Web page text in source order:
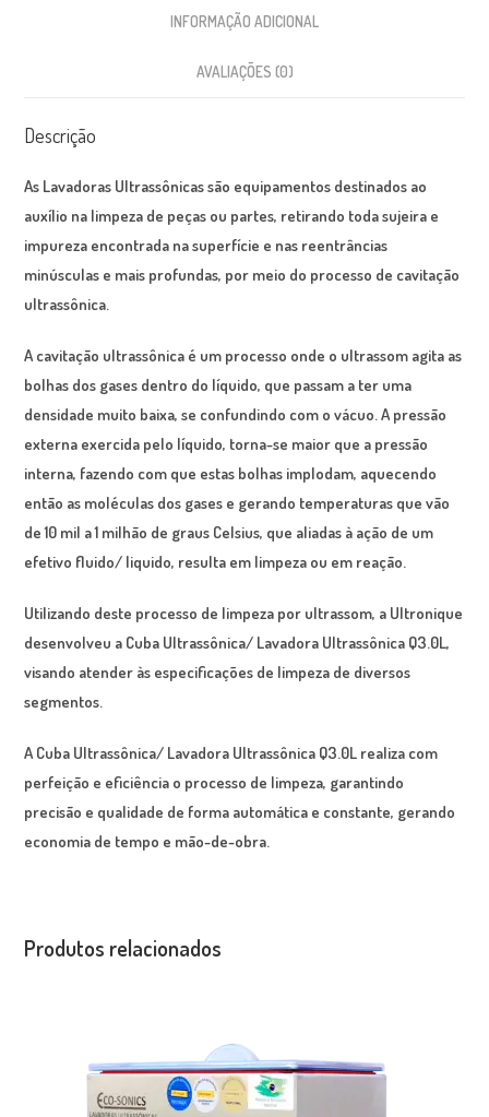
INFORMAÇÃO ADICIONAL
AVALIAÇÕES (0)
Descrição
As Lavadoras Ultrassônicas são equipamentos destinados ao
auxílio na limpeza de peças ou partes, retirando toda sujeira e
impureza encontrada na superfície e nas reentrâncias
minúsculas e mais profundas, por meio do processo de cavitação
ultrassônica.
A cavitação ultrassônica é um processo onde o ultrassom agita as
bolhas dos gases dentro do líquido, que passam a ter uma
densidade muito baixa, se confundindo com o vácuo. A pressão
externa exercida pelo líquido, torna-se maior que a pressão
interna, fazendo com que estas bolhas implodam, aquecendo
então as moléculas dos gases e gerando temperaturas que vão
de 10 mil a 1 milhão de graus Celsius, que aliadas à ação de um
efetivo fluido/ liquido, resulta em limpeza ou em reação.
Utilizando deste processo de limpeza por ultrassom, a Ultronique
desenvolveu a Cuba Ultrassônica/ Lavadora Ultrassônica Q3.0L,
visando atender às especificações de limpeza de diversos
segmentos.
A Cuba Ultrassônica/ Lavadora Ultrassônica Q3.0L realiza com
perfeição e eficiência o processo de limpeza, garantindo
precisão e qualidade de forma automática e constante, gerando
economia de tempo e mão-de-obra.
Produtos relacionados